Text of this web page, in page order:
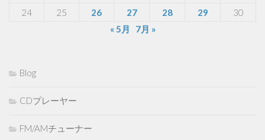
24
25 26 27 28 29
30
« 5月
7月 »
Blog
CDプレーヤー
FM/AMチューナー